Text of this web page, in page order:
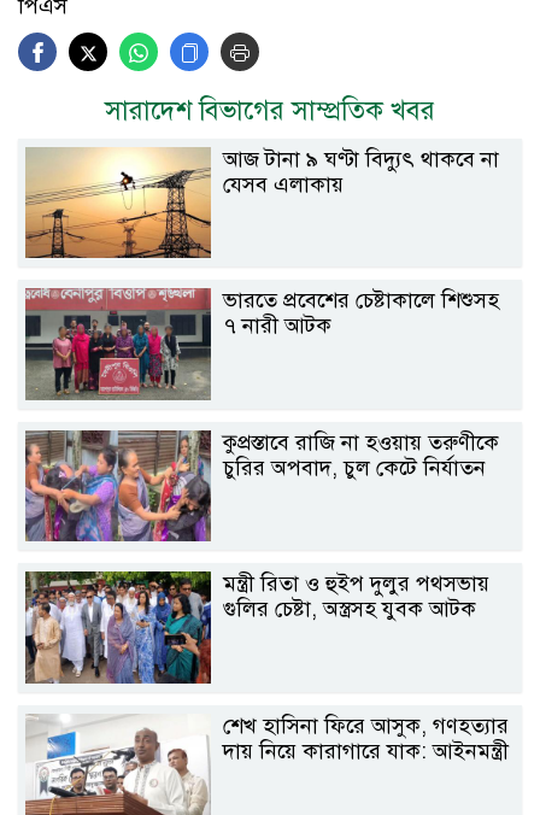
পিএস
সারাদেশ বিভাগের সাম্প্রতিক খবর
আজ টানা ৯ ঘণ্টা বিদ্যুৎ থাকবে না
যেসব এলাকায়
ভারতে প্রবেশের চেষ্টাকালে শিশুসহ
৭ নারী আটক
কুপ্রস্তাবে রাজি না হওয়ায় তরুণীকে
চুরির অপবাদ, চুল কেটে নির্যাতন
মন্ত্রী রিতা ও হুইপ দুলুর পথসভায়
গুলির চেষ্টা, অস্ত্রসহ যুবক আটক
শেখ হাসিনা ফিরে আসুক, গণহত্যার
দায় নিয়ে কারাগারে যাক: আইনমন্ত্রী